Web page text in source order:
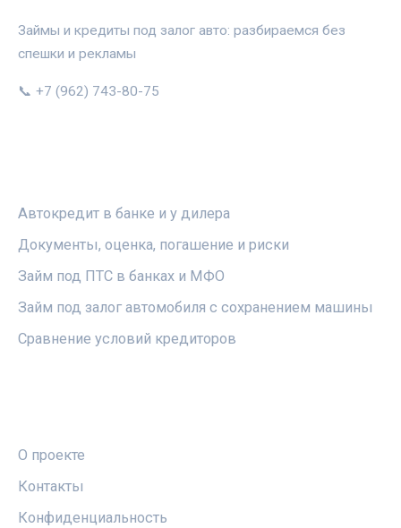
Займы и кредиты под залог авто: разбираемся без
спешки и рекламы
📞 +7 (962) 743-80-75
Автокредит в банке и у дилера
Документы, оценка, погашение и риски
Займ под ПТС в банках и МФО
Займ под залог автомобиля с сохранением машины
Сравнение условий кредиторов
О проекте
Контакты
Конфиденциальность